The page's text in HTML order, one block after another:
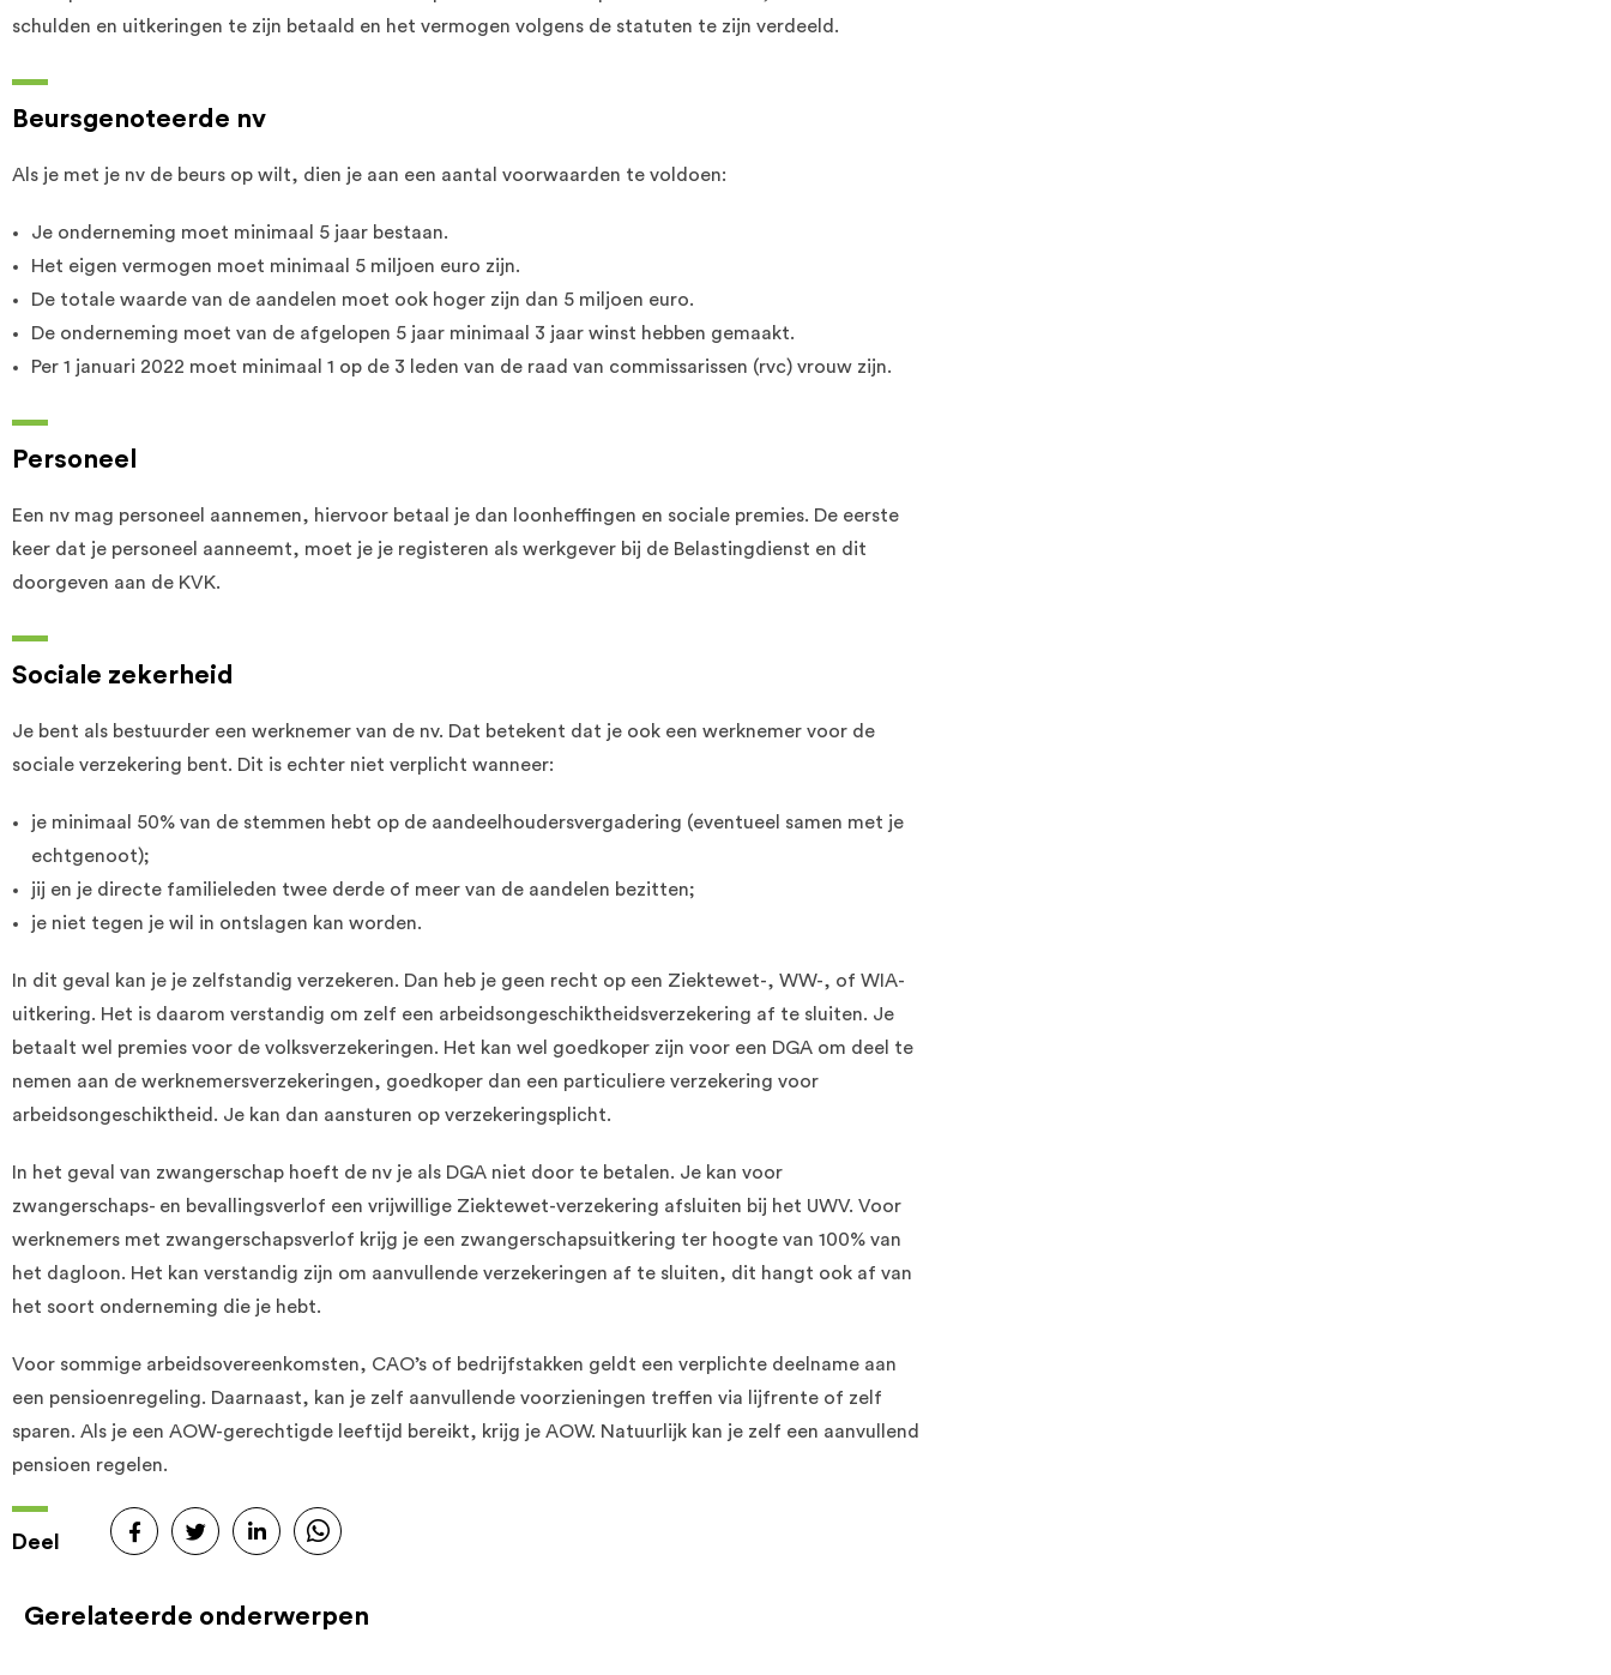
schulden en uitkeringen te zijn betaald en het vermogen volgens de statuten te zijn verdeeld.
Beursgenoteerde nv
Als je met je nv de beurs op wilt, dien je aan een aantal voorwaarden te voldoen:
Je onderneming moet minimaal 5 jaar bestaan.
Het eigen vermogen moet minimaal 5 miljoen euro zijn.
De totale waarde van de aandelen moet ook hoger zijn dan 5 miljoen euro.
De onderneming moet van de afgelopen 5 jaar minimaal 3 jaar winst hebben gemaakt.
Per 1 januari 2022 moet minimaal 1 op de 3 leden van de raad van commissarissen (rvc) vrouw zijn.
Personeel
Een nv mag personeel aannemen, hiervoor betaal je dan loonheffingen en sociale premies. De eerste
keer dat je personeel aanneemt, moet je je registeren als werkgever bij de Belastingdienst en dit
doorgeven aan de KVK.
Sociale zekerheid
Je bent als bestuurder een werknemer van de nv. Dat betekent dat je ook een werknemer voor de
sociale verzekering bent. Dit is echter niet verplicht wanneer:
je minimaal 50% van de stemmen hebt op de aandeelhoudersvergadering (eventueel samen met je
echtgenoot);
jij en je directe familieleden twee derde of meer van de aandelen bezitten;
je niet tegen je wil in ontslagen kan worden.
In dit geval kan je je zelfstandig verzekeren. Dan heb je geen recht op een Ziektewet-, WW-, of WIA-
uitkering. Het is daarom verstandig om zelf een arbeidsongeschiktheidsverzekering af te sluiten. Je
betaalt wel premies voor de volksverzekeringen. Het kan wel goedkoper zijn voor een DGA om deel te
nemen aan de werknemersverzekeringen, goedkoper dan een particuliere verzekering voor
arbeidsongeschiktheid. Je kan dan aansturen op verzekeringsplicht.
In het geval van zwangerschap hoeft de nv je als DGA niet door te betalen. Je kan voor
zwangerschaps- en bevallingsverlof een vrijwillige Ziektewet-verzekering afsluiten bij het UWV. Voor
werknemers met zwangerschapsverlof krijg je een zwangerschapsuitkering ter hoogte van 100% van
het dagloon. Het kan verstandig zijn om aanvullende verzekeringen af te sluiten, dit hangt ook af van
het soort onderneming die je hebt.
Voor sommige arbeidsovereenkomsten, CAO’s of bedrijfstakken geldt een verplichte deelname aan
een pensioenregeling. Daarnaast, kan je zelf aanvullende voorzieningen treffen via lijfrente of zelf
sparen. Als je een AOW-gerechtigde leeftijd bereikt, krijg je AOW. Natuurlijk kan je zelf een aanvullend
pensioen regelen.
Deel
Gerelateerde onderwerpen